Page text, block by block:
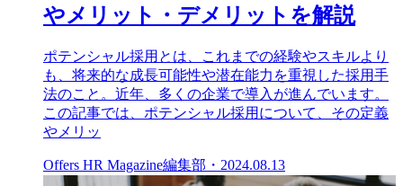
やメリット・デメリットを解説
ポテンシャル採用とは、これまでの経験やスキルより
も、将来的な成長可能性や潜在能力を重視した採用手
法のこと。近年、多くの企業で導入が進んでいます。
この記事では、ポテンシャル採用について、その定義
やメリッ
Offers HR Magazine編集部 ・ 2024.08.13